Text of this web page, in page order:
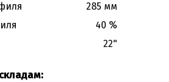
285 мм
40 %
22"